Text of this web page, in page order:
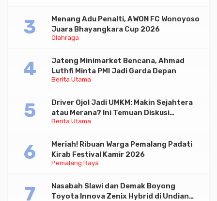
Olahraga
Menang Adu Penalti, AWON FC Wonoyoso
Juara Bhayangkara Cup 2026
Berita Utama
Jateng Minimarket Bencana, Ahmad
Luthfi Minta PMI Jadi Garda Depan
Berita Utama
Driver Ojol Jadi UMKM: Makin Sejahtera
atau Merana? Ini Temuan Diskusi
Paramadina
Pemalang Raya
Meriah! Ribuan Warga Pemalang Padati
Kirab Festival Kamir 2026
Nasabah Slawi dan Demak Boyong
Toyota Innova Zenix Hybrid di Undian